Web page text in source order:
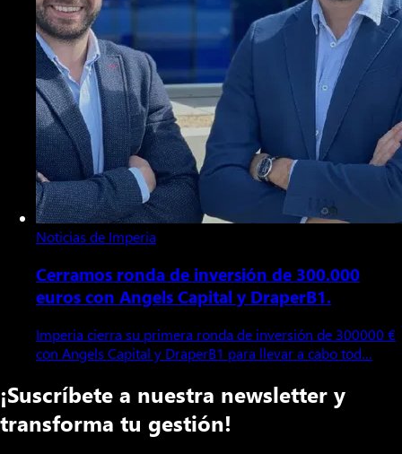
Noticias de Imperia
Cerramos ronda de inversión de 300.000
euros con Angels Capital y DraperB1.
Imperia cierra su primera ronda de inversión de 300000 €
con Angels Capital y DraperB1 para llevar a cabo tod…
¡Suscríbete a nuestra newsletter y
transforma tu gestión!